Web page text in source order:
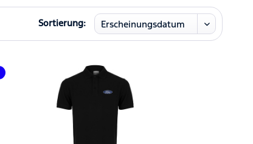
Sortierung: